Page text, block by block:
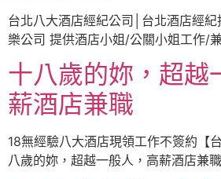
台北八大酒店經紀公司│台北酒店經
樂公司 提供酒店小姐/公關小姐工作/
十八歲的妳，超越
薪酒店兼職
18無經驗八大酒店現領工作不簽約【
八歲的妳，超越一般人，高薪酒店兼